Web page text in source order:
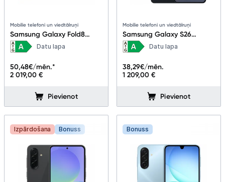
Mobilie telefoni un viedtālruņi
Samsung Galaxy Fold8
12+256GB Graphite
Datu lapa
2 019,00 €
50,48€/mēn.*
Pievienot
Mobilie telefoni un viedtālruņi
Samsung Galaxy S26
12+512GB Black
Datu lapa
1 209,00 €
38,29€/mēn.
Pievienot
Izpārdošana Bonuss Bonuss